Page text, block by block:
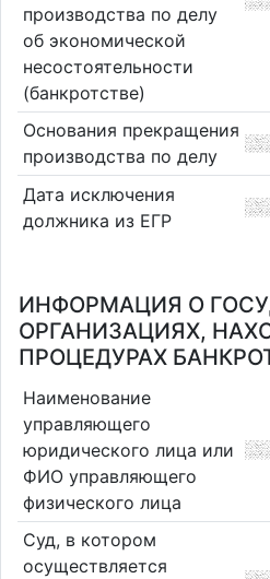
производства по делу
об экономической
несостоятельности
(банкротстве)
Основания прекращения
производства по делу
Дата исключения
должника из ЕГР
ИНФОРМАЦИЯ О
ОРГАНИЗАЦИЯХ,
ПРОЦЕДУРАХ
Наименование
управляющего
юридического лица или
ФИО управляющего
физического лица
Суд, в котором
осуществляется